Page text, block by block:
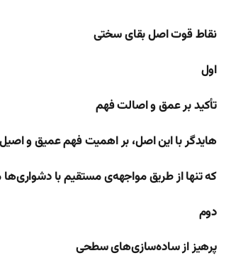
نقاط قوت اصل بقای سختی
اول
تأکید بر عمق و اصالت فهم
هایدگر با این اصل، بر اهمیت فهم عمیق و
که تنها از طریق مواجهه‌ی مستقیم با
دوم
پرهیز از ساده‌سازی‌های سطحی